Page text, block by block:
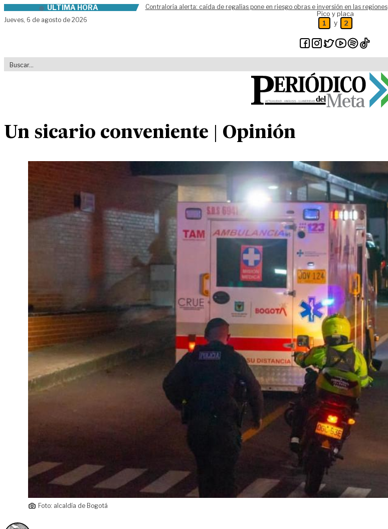
Skip to contentÚLTIMA HORA
Contraloría alerta: caída de regalías pone en riesgo obras e inversión en las regiones
Jueves, 6 de agosto de 2026
Pico y placa
1 y 2
Un sicario conveniente | Opinión
Foto: alcaldía de Bogotá